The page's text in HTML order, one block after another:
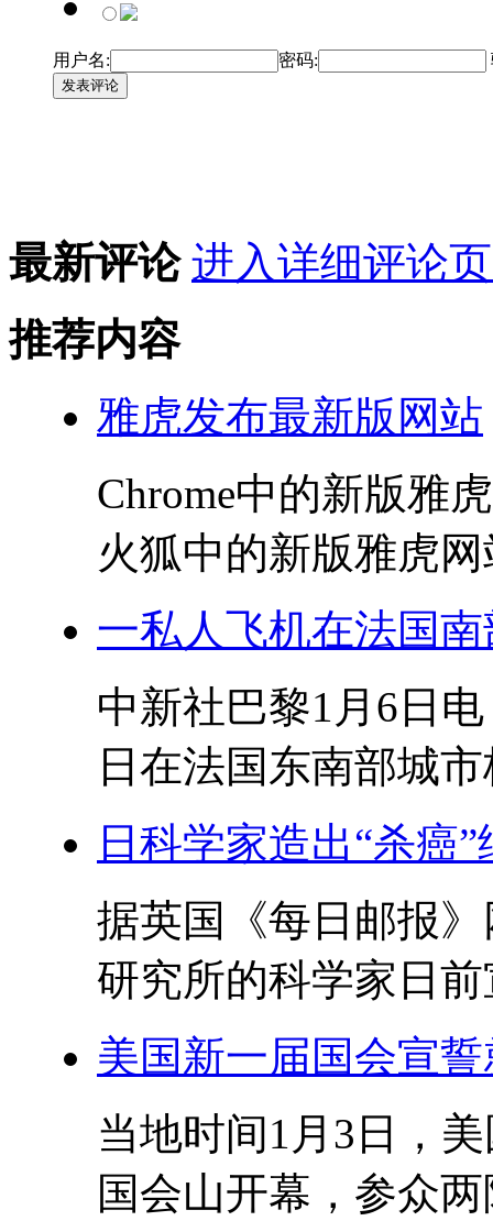
用户名: 密码:
发表评论
最新评论 进入详细评论
推荐内容
雅虎发布最新版网站
Chrome中的新版雅
火狐中的新版雅虎
一私人飞机在法国
中新社巴黎1月6日
日在法国东南部城
日科学家造出“杀癌
据英国《每日邮报
研究所的科学家日
美国新一届国会宣
当地时间1月3日，
国会山开幕，参众